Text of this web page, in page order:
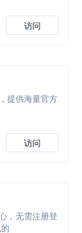
访问
提供海量官方
访问
，无需注册登